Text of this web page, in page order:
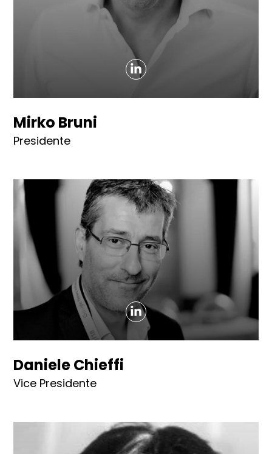
Mirko Bruni
Presidente
Daniele Chieffi
Vice Presidente